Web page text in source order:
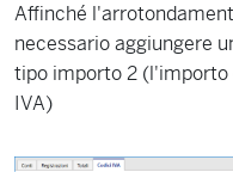
Affinché
necessario aggiungere
tipo importo 2
IVA)